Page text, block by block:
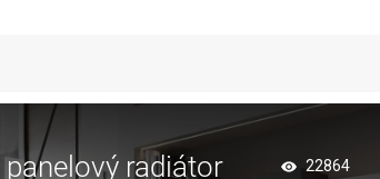
radiátor 22864